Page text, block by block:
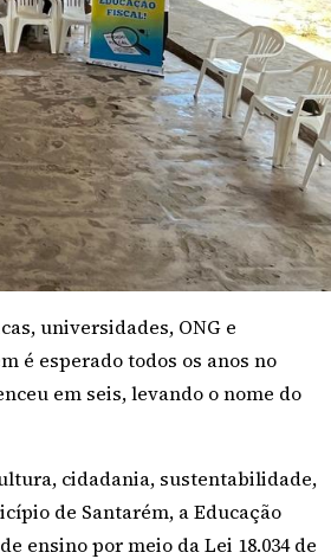
universidades, ONG e
é esperado todos os anos no
em seis, levando o nome do
cidadania, sustentabilidade,
de Santarém, a Educação
ensino por meio da Lei 18.034 de